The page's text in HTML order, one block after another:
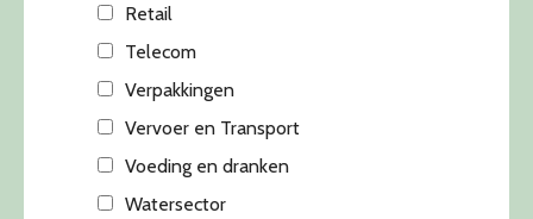
Retail
Telecom
Verpakkingen
Vervoer en Transport
Voeding en dranken
Watersector